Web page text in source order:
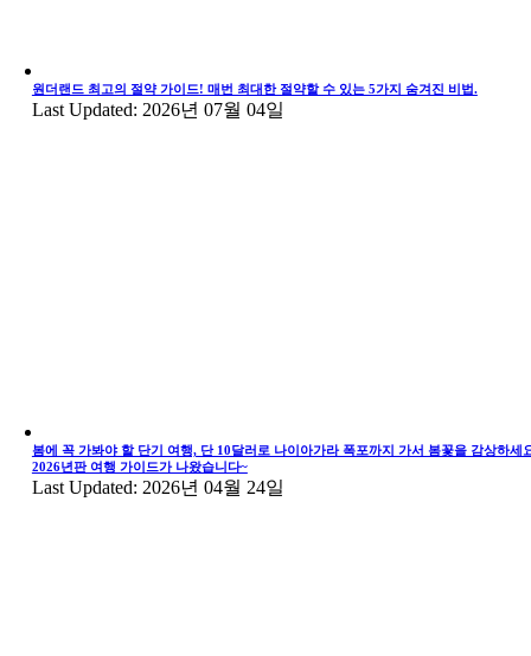
원더랜드 최고의 절약 가이드! 매번 최대한 절약할 수 있는 5가지 숨겨진 비법.
Last Updated: 2026년 07월 04일
봄에 꼭 가봐야 할 단기 여행, 단 10달러로 나이아가라 폭포까지 가서 봄꽃을 감상하세
2026년판 여행 가이드가 나왔습니다~
Last Updated: 2026년 04월 24일